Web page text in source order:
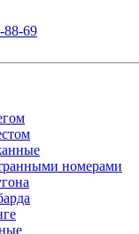
88-69
номерами